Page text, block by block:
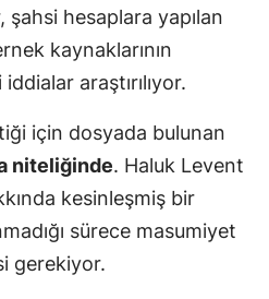
şahsi hesaplara yapılan
kaynaklarının
araştırılıyor.
için dosyada bulunan
niteliğinde. Haluk Levent
kesinleşmiş bir
sürece masumiyet
gerekiyor.